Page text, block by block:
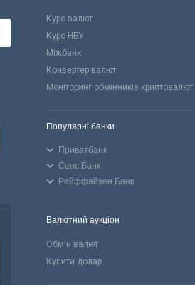
Курс валют
Курс НБУ
Міжбанк
Конвертер валют
Моніторинг обмінників криптовалют
Популярні банки
Приватбанк
Сенс Банк
Райффайзен Банк
Валютний аукціон
Обмін валют
Купити долар